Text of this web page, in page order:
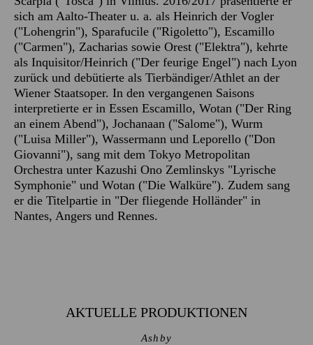
sich am Aalto-Theater u. a. als Heinrich der Vogler
("Lohengrin"), Sparafucile ("Rigoletto"), Escamillo
("Carmen"), Zacharias sowie Orest ("Elektra"), kehrte
als Inquisitor/Heinrich ("Der feurige Engel") nach Lyon
zurück und debütierte als Tierbändiger/Athlet an der
Wiener Staatsoper. In den vergangenen Saisons
interpretierte er in Essen Escamillo, Wotan ("Der Ring
an einem Abend"), Jochanaan ("Salome"), Wurm
("Luisa Miller"), Wassermann und Leporello ("Don
Giovanni"), sang mit dem Tokyo Metropolitan
Orchestra unter Kazushi Ono Zemlinskys "Lyrische
Symphonie" und Wotan ("Die Walküre"). Zudem sang
er die Titelpartie in "Der fliegende Holländer" in
Nantes, Angers und Rennes.
AKTUELLE PRODUKTIONEN
Ashby